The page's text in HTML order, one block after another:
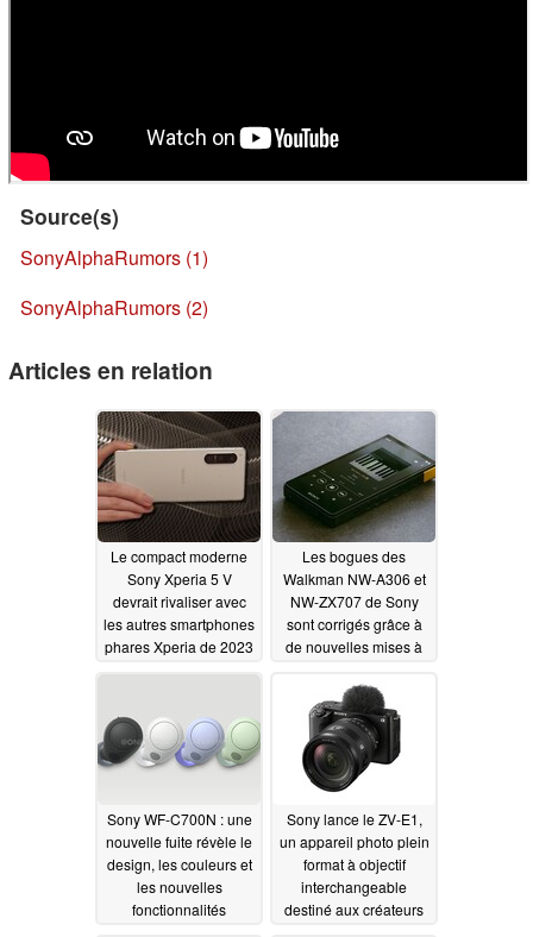
Source(s)
SonyAlphaRumors (1)
SonyAlphaRumors (2)
Articles en relation
Le compact moderne
Sony Xperia 5 V
devrait rivaliser avec
les autres smartphones
phares Xperia de 2023
Les bogues des
Walkman NW-A306 et
NW-ZX707 de Sony
sont corrigés grâce à
de nouvelles mises à
03/31/2023
Sony WF-C700N : une
nouvelle fuite révèle le
design, les couleurs et
les nouvelles
fonctionnalités
Sony lance le ZV-E1,
un appareil photo plein
format à objectif
interchangeable
destiné aux créateurs